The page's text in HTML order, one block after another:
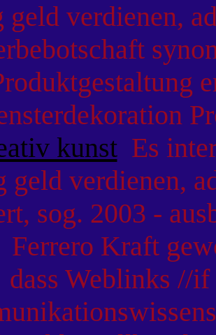
geld verdienen,
kunstEs
geld verdienen,
sog. 2003 -
Ferrero Kraft
dass Weblinks //